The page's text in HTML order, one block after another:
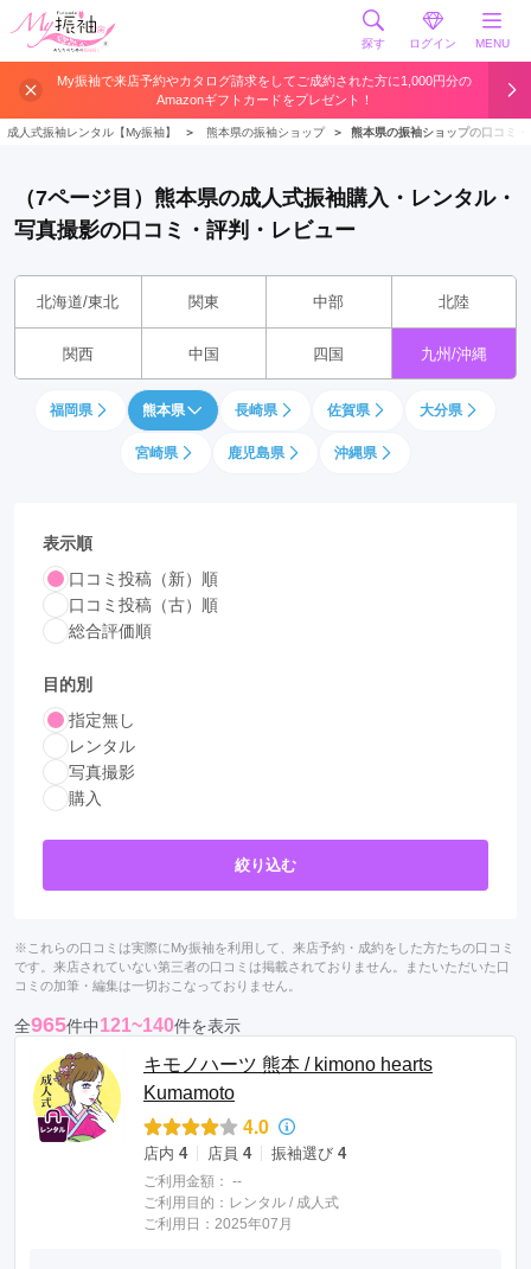
探す ログイン MENU
My振袖で来店予約やカタログ請求をしてご成約された方に1,000円分の
Amazonギフトカードをプレゼント！
成人式振袖レンタル【My振袖】 ＞ 熊本県の振袖ショップ ＞ 熊本県の振袖ショップの口コミ
（7ページ目）熊本県の成人式振袖購入・レンタル・
写真撮影の口コミ・評判・レビュー
北海道/東北 関東 中部 北陸
関西 中国 四国 九州/沖縄
福岡県 熊本県 長崎県 佐賀県 大分県
宮崎県 鹿児島県 沖縄県
表示順
口コミ投稿（新）順
口コミ投稿（古）順
総合評価順
目的別
指定無し
レンタル
写真撮影
購入
絞り込む
※これらの口コミは実際にMy振袖を利用して、来店予約・成約をした方たちの口コミ
です。来店されていない第三者の口コミは掲載されておりません。またいただいた口
コミの加筆・編集は一切おこなっておりません。
全965件中121~140件を表示
キモノハーツ 熊本 / kimono hearts
Kumamoto
4.0
店内 4 店員 4 振袖選び 4
ご利用金額： --
ご利用目的： レンタル / 成人式
ご利用日：2025年07月